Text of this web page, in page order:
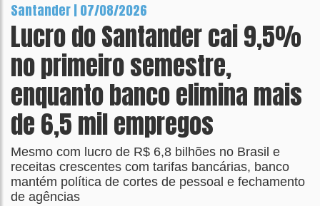
Santander | 07/08/2026
Lucro do Santander cai 9,5%
no primeiro semestre,
enquanto banco elimina mais
de 6,5 mil empregos
Mesmo com lucro de R$ 6,8 bilhões no Brasil e
receitas crescentes com tarifas bancárias, banco
mantém política de cortes de pessoal e fechamento
de agências